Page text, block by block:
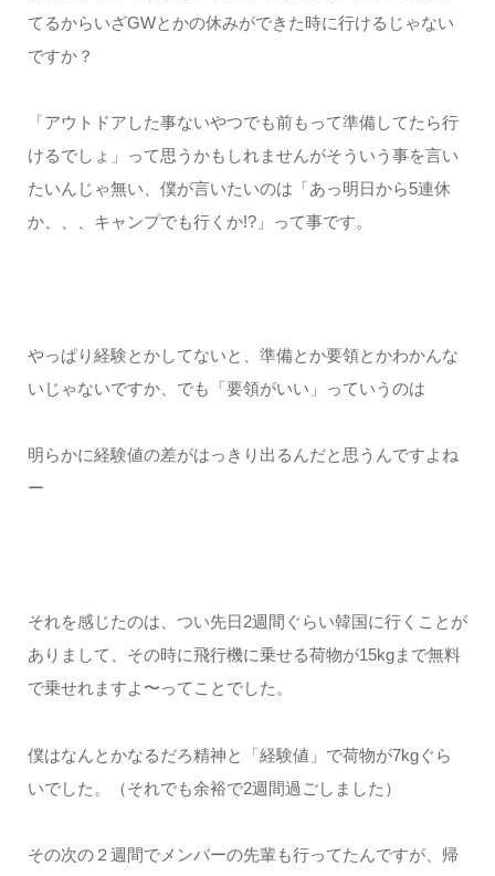
てるからいざGWとかの休みができた時に行けるじゃない
ですか？
「アウトドアした事ないやつでも前もって準備してたら行
けるでしょ」って思うかもしれませんがそういう事を言い
たいんじゃ無い、僕が言いたいのは「あっ明日から5連休
か、、、キャンプでも行くか!?」って事です。
やっぱり経験とかしてないと、準備とか要領とかわかんな
いじゃないですか、でも「要領がいい」っていうのは
明らかに経験値の差がはっきり出るんだと思うんですよね
ー
それを感じたのは、つい先日2週間ぐらい韓国に行くことが
ありまして、その時に飛行機に乗せる荷物が15kgまで無料
で乗せれますよ〜ってことでした。
僕はなんとかなるだろ精神と「経験値」で荷物が7kgぐら
いでした。（それでも余裕で2週間過ごしました）
その次の２週間でメンバーの先輩も行ってたんですが、帰